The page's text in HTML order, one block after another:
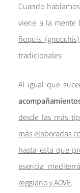
Cuando
viene a la mente
ñoquis
tradicionales.
Al igual que
desde las más
más elaboradas
hasta esta que
esencia
reggiano y AOVE.